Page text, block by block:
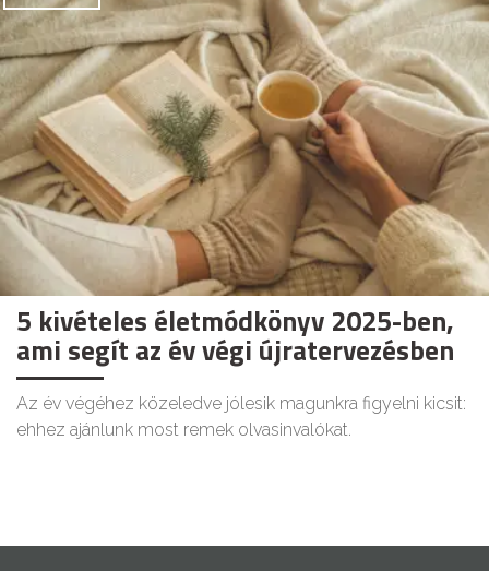
5 kivételes életmódkönyv 2025-ben,
ami segít az év végi újratervezésben
Az év végéhez közeledve jólesik magunkra figyelni kicsit:
ehhez ajánlunk most remek olvasinvalókat.